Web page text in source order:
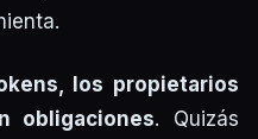
los propietarios
obligaciones. Quizás